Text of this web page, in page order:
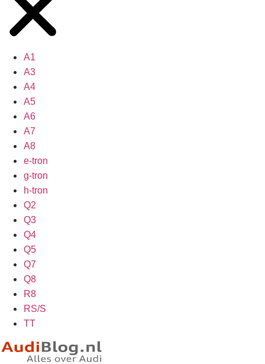
A1
A3
A4
A5
A6
A7
A8
e-tron
g-tron
h-tron
Q2
Q3
Q4
Q5
Q7
Q8
R8
RS/S
TT